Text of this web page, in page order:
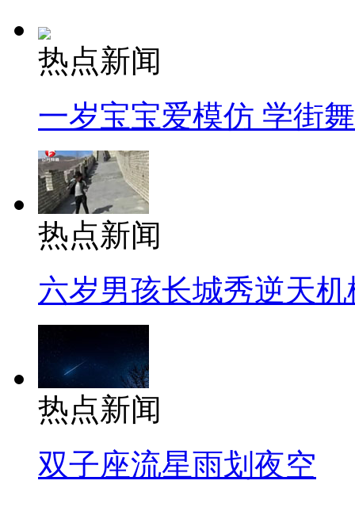
热点新闻
一岁宝宝爱模仿 学街
热点新闻
六岁男孩长城秀逆天机
热点新闻
双子座流星雨划夜空